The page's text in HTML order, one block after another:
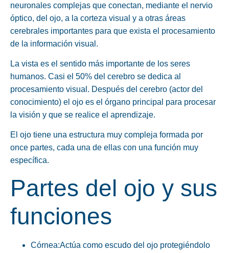
neuronales complejas que conectan, mediante el nervio
óptico, del ojo, a la corteza visual y a otras áreas
cerebrales importantes para que exista el procesamiento
de la información visual.
La vista es el sentido más importante de los seres
humanos. Casi el 50% del cerebro se dedica al
procesamiento visual. Después del cerebro (actor del
conocimiento) el ojo es el órgano principal para procesar
la visión y que se realice el aprendizaje.
El ojo tiene una estructura muy compleja formada por
once partes, cada una de ellas con una función muy
específica.
Partes del ojo y sus
funciones
Córnea:Actúa como escudo del ojo protegiéndolo